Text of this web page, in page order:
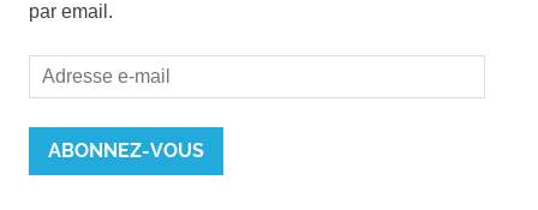
par email.
Adresse
e-
mail
ABONNEZ-VOUS